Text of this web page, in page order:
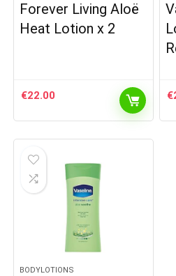
Forever Living Aloë
Heat Lotion x 2
€22.00 €
BODYLOTIONS